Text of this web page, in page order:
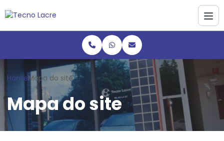
HomeMapa do site
Mapa do site